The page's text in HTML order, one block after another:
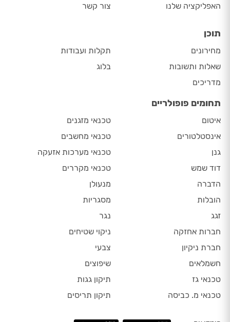
האפליקציה שלנו
צור קשר
תוכן
מחירונים
שאלות ותשובות
מדריכים
תקלות ועבודות
בלוג
תחומים פופולריים
איטום
אינסטלטורים
גנן
דוד שמש
הדברה
הובלות
זגג
חברות אחזקה
חברת ניקיון
חשמלאים
טכנאי גז
טכנאי מ. כביסה
טכנאי מזגנים
טכנאי מחשבים
טכנאי מערכות אזעקה
טכנאי מקררים
מנעולן
מסגריות
נגר
ניקוי שטיחים
צבעי
שיפוצים
תיקון גגות
תיקון תריסים